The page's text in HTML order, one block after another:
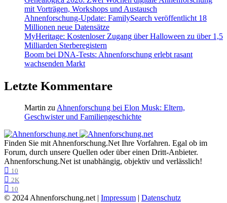
mit Vorträgen, Workshops und Austausch
Ahnenforschung-Update: FamilySearch veröffentlicht 18
Millionen neue Datensätze
MyHeritage: Kostenloser Zugang über Halloween zu über 1,5
Milliarden Sterberegistern
Boom bei DNA-Tests: Ahnenforschung erlebt rasant
wachsenden Markt
Letzte Kommentare
Martin zu Ahnenforschung bei Elon Musk: Eltern,
Geschwister und Familiengeschichte
Finden Sie mit Ahnenforschung.Net Ihre Vorfahren. Egal ob im
Forum, durch unsere Quellen oder über einen Dritt-Anbieter.
Ahnenforschung.Net ist unabhängig, objektiv und verlässlich!
10
2K
10
© 2024 Ahnenforschung.net | Impressum | Datenschutz